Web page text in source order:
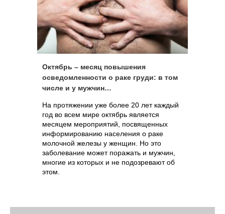
Октябрь – месяц повышения
осведомленности о раке груди: в том
числе и у мужчин…
На протяжении уже более 20 лет каждый
год во всем мире октябрь является
месяцем мероприятий, посвященных
информированию населения о раке
молочной железы у женщин. Но это
заболевание может поражать и мужчин,
многие из которых и не подозревают об
этом.